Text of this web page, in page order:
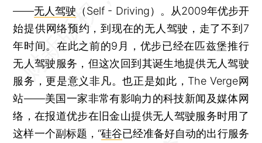
——无人驾驶 （Self - Driving）。从2009年优步开
始提供网络预约，到现在的无人驾驶，走了不到7
年时间。在此之前的9月，优步已经在匹兹堡推行
无人驾驶服务，但这次回到其诞生地提供无人驾驶
服务，更是意义非凡。也正是如此，The Verge网
站——美国一家非常有影响力的科技新闻及媒体网
络，在报道优步在旧金山提供无人驾驶服务时用了
这样一个副标题，“硅谷已经准备好自动的出行服务